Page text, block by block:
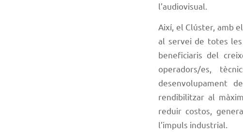
l’audiovisual.
Així, el Clúster, amb
al servei de totes
beneficiaris del
operadors/es,
desenvolupament
rendibilitzar al
reduir costos,
l’impuls industrial.